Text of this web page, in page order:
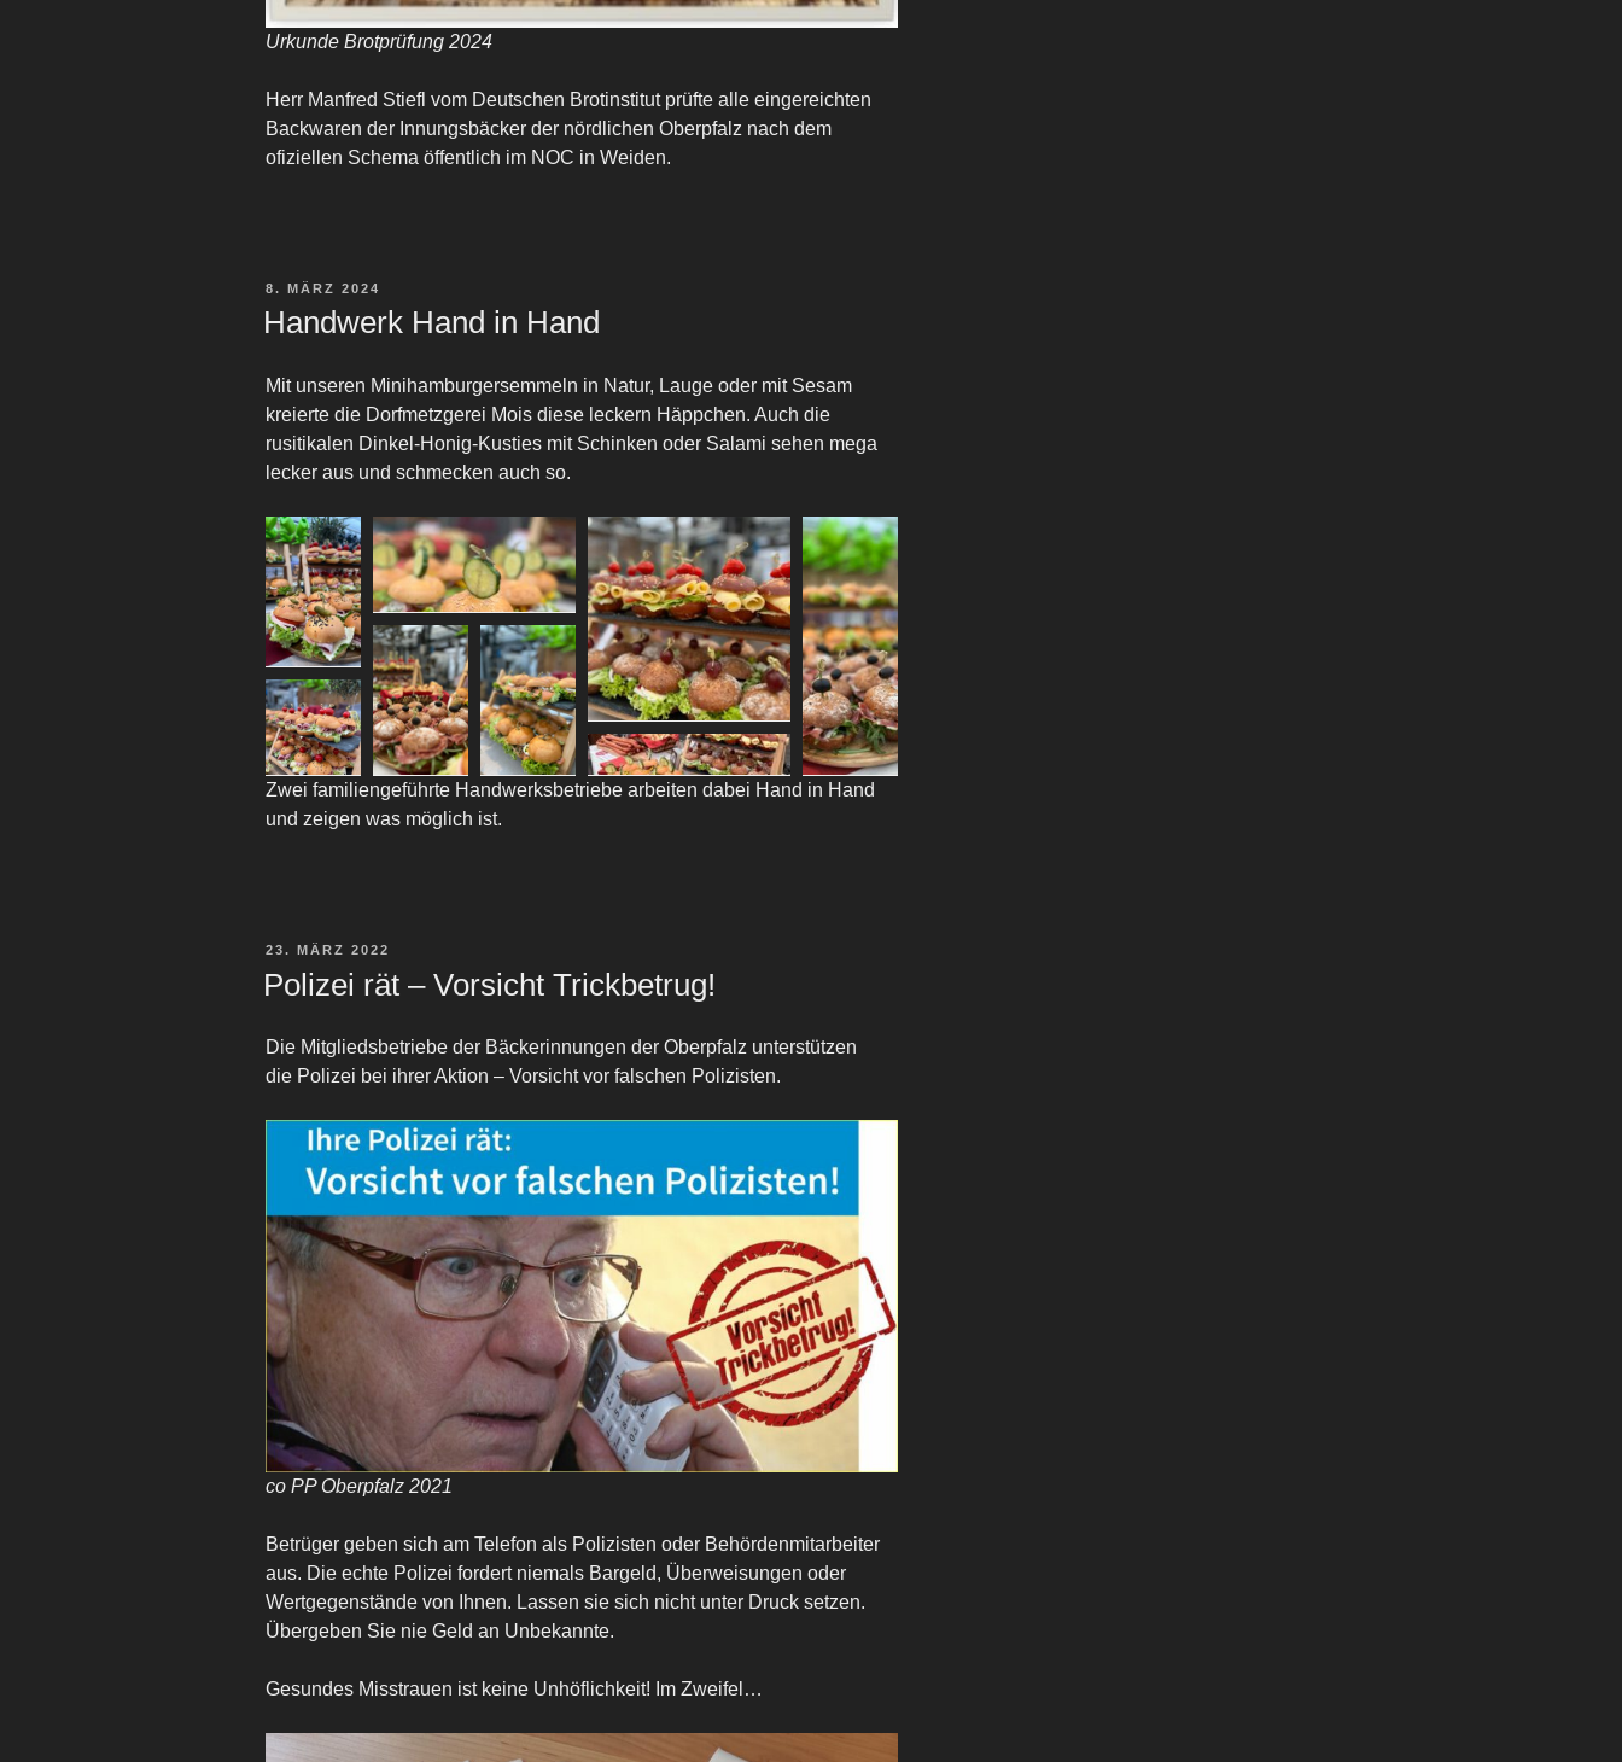
Urkunde Brotprüfung 2024
Herr Manfred Stiefl vom Deutschen Brotinstitut prüfte alle eingereichten
Backwaren der Innungsbäcker der nördlichen Oberpfalz nach dem
ofiziellen Schema öffentlich im NOC in Weiden.
VERÖFFENTLICHT
8. MÄRZ 2024
Handwerk Hand in Hand
Mit unseren Minihamburgersemmeln in Natur, Lauge oder mit Sesam
kreierte die Dorfmetzgerei Mois diese leckern Häppchen. Auch die
rusitikalen Dinkel-Honig-Kusties mit Schinken oder Salami sehen mega
lecker aus und schmecken auch so.
Zwei familiengeführte Handwerksbetriebe arbeiten dabei Hand in Hand
und zeigen was möglich ist.
VERÖFFENTLICHT
23. MÄRZ 2022
Polizei rät – Vorsicht Trickbetrug!
Die Mitgliedsbetriebe der Bäckerinnungen der Oberpfalz unterstützen
die Polizei bei ihrer Aktion – Vorsicht vor falschen Polizisten.
co PP Oberpfalz 2021
Betrüger geben sich am Telefon als Polizisten oder Behördenmitarbeiter
aus. Die echte Polizei fordert niemals Bargeld, Überweisungen oder
Wertgegenstände von Ihnen. Lassen sie sich nicht unter Druck setzen.
Übergeben Sie nie Geld an Unbekannte.
Gesundes Misstrauen ist keine Unhöflichkeit! Im Zweifel…